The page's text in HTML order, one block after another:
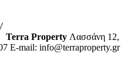
Terra Property Λασσάνη 12,
E-mail: info@terraproperty.gr